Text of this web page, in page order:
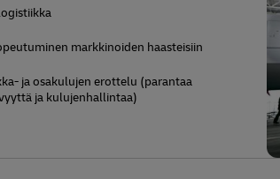
markkinoiden haasteisiin
ja osakulujen erottelu (parantaa
ja kulujenhallintaa)